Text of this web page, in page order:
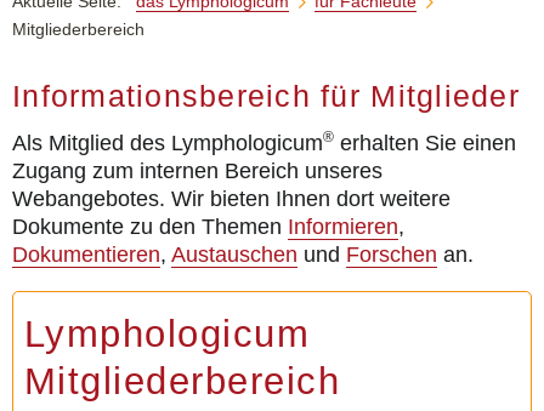
Netzwerkgründung
für Patienten
die Publikationen
Aktuell
Kontakt
Mitgliederbereich
Informationsbereich für Mitglieder
Als Mitglied des Lymphologicum® erhalten Sie einen
Zugang zum internen Bereich unseres
Webangebotes. Wir bieten Ihnen dort weitere
Dokumente zu den Themen Informieren,
Dokumentieren, Austauschen und Forschen an.
Lymphologicum
Mitgliederbereich